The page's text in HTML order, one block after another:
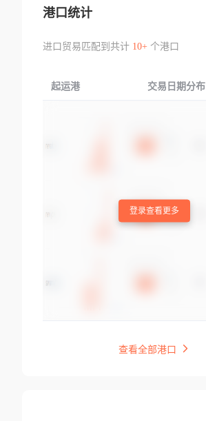
港口统计
进口贸易匹配到共计 10+个港口
起运港 交易日期分布
登录查看更多
查看全部港口